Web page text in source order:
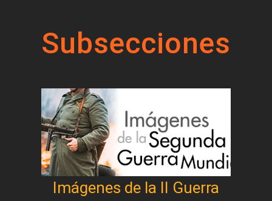
Subsecciones
Imágenes de la II Guerra